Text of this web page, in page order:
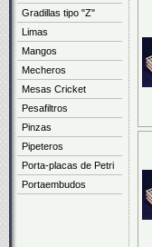
Gradillas tipo "Z"
Limas
Mangos
Mecheros
Mesas Cricket
Pesafiltros
Pinzas
Pipeteros
Porta-placas de Petri
Portaembudos